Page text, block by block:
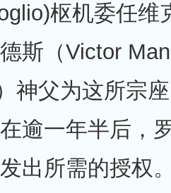
枢机委任维
斯（Victor
神父为这所宗
逾一年半后，
出所需的授权